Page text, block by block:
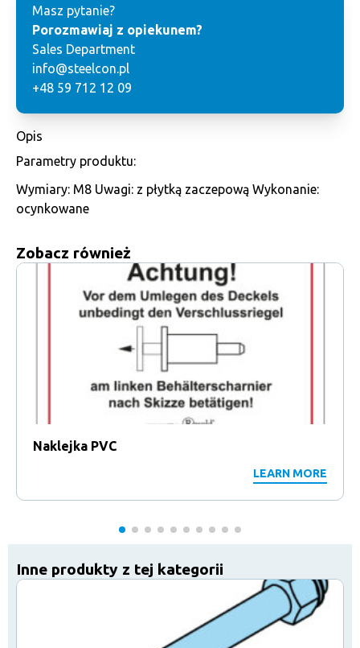
Masz pytanie?
Porozmawiaj z opiekunem?
Sales Department
info@steelcon.pl
+48 59 712 12 09
Opis
Parametry produktu:
Wymiary: M8 Uwagi: z płytką zaczepową Wykonanie:
ocynkowane
Zobacz również
Naklejka PVC
LEARN MORE
Inne produkty z tej kategorii